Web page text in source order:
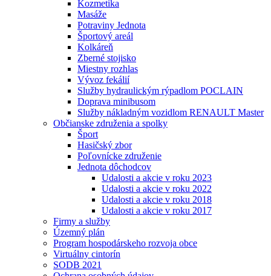
Kozmetika
Masáže
Potraviny Jednota
Športový areál
Kolkáreň
Zberné stojisko
Miestny rozhlas
Vývoz fekálií
Služby hydraulickým rýpadlom POCLAIN
Doprava minibusom
Služby nákladným vozidlom RENAULT Master
Občianske združenia a spolky
Šport
Hasičský zbor
Poľovnícke združenie
Jednota dôchodcov
Udalosti a akcie v roku 2023
Udalosti a akcie v roku 2022
Udalosti a akcie v roku 2018
Udalosti a akcie v roku 2017
Firmy a služby
Územný plán
Program hospodárskeho rozvoja obce
Virtuálny cintorín
SODB 2021